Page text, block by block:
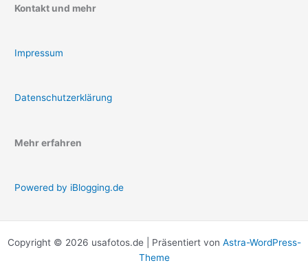
Kontakt und mehr
Impressum
Datenschutzerklärung
Mehr erfahren
Powered by iBlogging.de
Copyright © 2026 usafotos.de | Präsentiert von Astra-WordPress-
Theme